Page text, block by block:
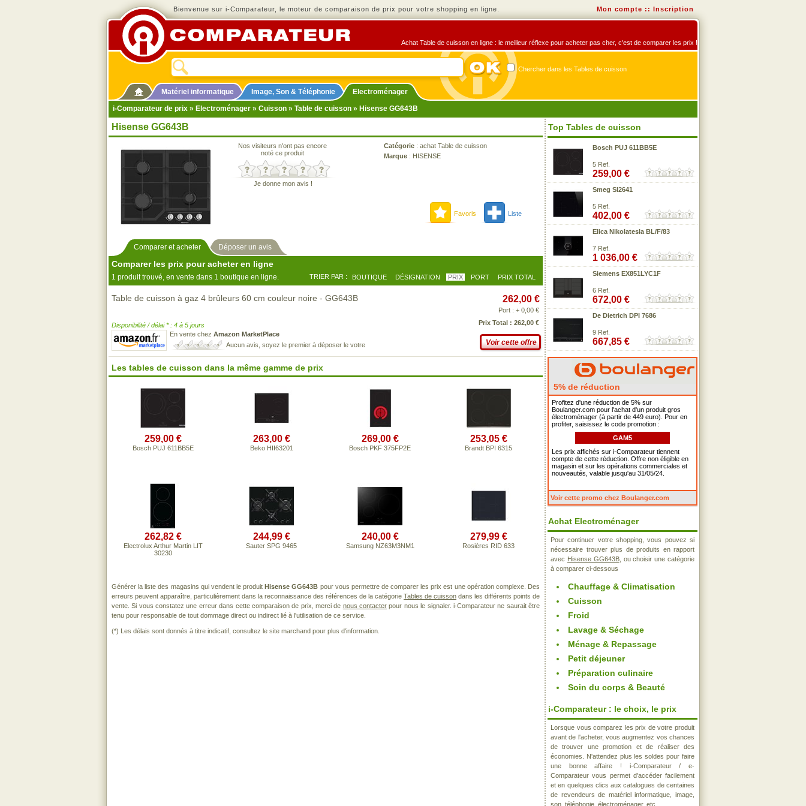
Bienvenue sur i-Comparateur, le moteur de comparaison de prix pour votre shopping en ligne. Mon compte :: Inscription
Achat Table de cuisson en ligne : le meilleur réflexe pour acheter pas cher, c'est de comparer les prix !
Chercher dans les Tables de cuisson
Matériel informatique Image, Son & Téléphonie
Electroménager
i-Comparateur de prix » Electroménager » Cuisson » Table de cuisson » Hisense GG643B
Hisense GG643B
Nos visiteurs n'ont pas encore
noté ce produit
Je donne mon avis !
Catégorie : achat Table de cuisson
Marque : HISENSE
Favoris Liste
Comparer et acheter Déposer un avis
Comparer les prix pour acheter en ligne
1 produit trouvé, en vente dans 1 boutique en ligne. TRIER PAR : BOUTIQUE DÉSIGNATION PRIX PORT PRIX TOTAL
Table de cuisson à gaz 4 brûleurs 60 cm couleur noire - GG643B
Disponibilité / délai * : 4 à 5 jours
En vente chez Amazon MarketPlace
Aucun avis, soyez le premier à déposer le votre
262,00 €
Port : + 0,00 €
Prix Total : 262,00 €
Voir cette offre
Les tables de cuisson dans la même gamme de prix
259,00 €
Bosch PUJ 611BB5E
263,00 €
Beko HII63201
269,00 €
Bosch PKF 375FP2E
253,05 €
Brandt BPI 6315
262,82 €
Electrolux Arthur Martin LIT
30230
244,99 €
Sauter SPG 9465
240,00 €
Samsung NZ63M3NM1
279,99 €
Rosières RID 633
Générer la liste des magasins qui vendent le produitHisense GG643B pour vous permettre de comparer les prix est une opération complexe. Des
erreurs peuvent apparaître, particulièrement dans la reconnaissance des références de la catégorie Tables de cuisson dans les différents points de
vente. Si vous constatez une erreur dans cette comparaison de prix, merci de nous contacter pour nous le signaler. i-Comparateur ne saurait être
tenu pour responsable de tout dommage direct ou indirect lié à l'utilisation de ce service.
(*) Les délais sont donnés à titre indicatif, consultez le site marchand pour plus d'information.
Top Tables de cuisson
Bosch PUJ 611BB5E
5 Ref.
259,00 €
Smeg SI2641
5 Ref.
402,00 €
Elica Nikolatesla BL/F/83
7 Ref.
1 036,00 €
Siemens EX851LYC1F
6 Ref.
672,00 €
De Dietrich DPI 7686
9 Ref.
667,85 €
5% de réduction
Profitez d'une réduction de 5% sur
Boulanger.com pour l'achat d'un produit gros
électroménager (à partir de 449 euro). Pour en
profiter, saisissez le code promotion :
GAM5
Les prix affichés sur i-Comparateur tiennent
compte de cette réduction. Offre non éligible en
magasin et sur les opérations commerciales et
nouveautés, valable jusqu'au 31/05/24.
Voir cette promo chez Boulanger.com
Achat Electroménager
Pour continuer votre shopping, vous pouvez si
nécessaire trouver plus de produits en rapport
avec Hisense GG643B, ou choisir une catégorie
à comparer ci-dessous
Chauffage & Climatisation
Cuisson
Froid
Lavage & Séchage
Ménage & Repassage
Petit déjeuner
Préparation culinaire
Soin du corps & Beauté
i-Comparateur : le choix, le prix
Lorsque vous comparez les prix de votre produit
avant de l'acheter, vous augmentez vos chances
de trouver une promotion et de réaliser des
économies. N'attendez plus les soldes pour faire
une bonne affaire ! i-Comparateur / e-
Comparateur vous permet d'accéder facilement
et en quelques clics aux catalogues de centaines
de revendeurs de matériel informatique, image,
son, téléphonie, électroménager, etc..